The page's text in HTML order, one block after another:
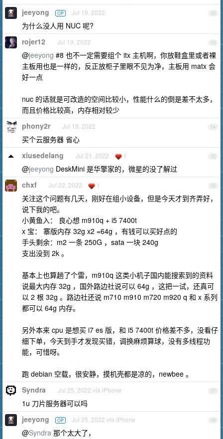
12
jeeyong OP Jul 19, 2022
为什么没人用 NUC 呢?
13
rojer12 Jul 19, 2022
@jeeyong #8 也不一定需要组个 itx 主机啊，你放鞋盒里或者裸
主板用也是一样的，反正放柜子里眼不见为净，主板用 matx 会
好一点
nuc 的话就是可改造的空间比较小，性能什么的倒是差不太多，
而且价格比较高，内存相对较少
14
phony2r Jul 19, 2022
买个云服务器 省心
15
xiusedelang Jul 21, 2022 1
@jeeyong DeskMini 是华擎家的，微星的没了解过
16
chxf Jul 22, 2022 1
关注这个问题有几天，刚好在组小设备，但是今天才到齐弄好，
说下我的吧。
小黄鱼入： 良心想 m910q + i5 7400t
x 宝： 寨版内存 32g x2 =64g ，有钱可以买好点的
手头剩余：m2 一条 250G ，sata 一块 240g
支出没到 2k 。
基本上也算趟了个雷，m910q 这类小机子国内能搜索到的资料
说最大内存 32g ，国外路边社说可以 64g ，这把一试，还真可
以 2 根 32g 。路边社还说 m710 m910 m720 m920 q 和 x 系列
都可以 64g 内存。
另外本来 cpu 是想买 i7 es 版，和 i5 7400t 价格差不多，没看仔
细下单，今天到手才发现买错，调换麻烦算球，没有多线程功
能，可惜呀。
跑 debian 空载，很安静，摸机壳都是凉的，newbee 。
17
Syndra Jul 25, 2022 via iPhone
1u 刀片服务器可以吗
18
jeeyong OP Jul 25, 2022 via iPhone
@Syndra 那个太大了，